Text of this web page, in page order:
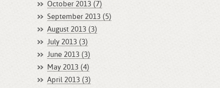
October 2013 (7)
September 2013 (5)
August 2013 (3)
July 2013 (3)
June 2013 (3)
May 2013 (4)
April 2013 (3)